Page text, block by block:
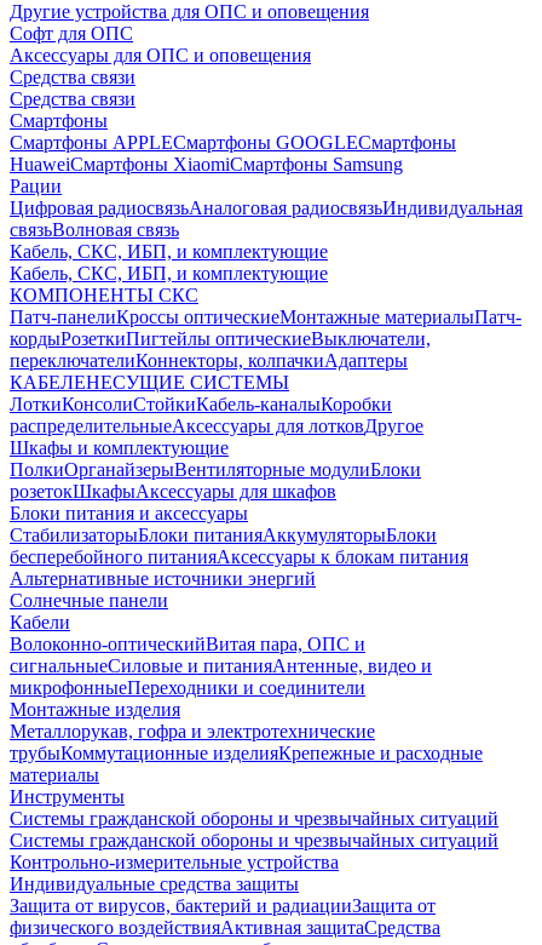
Другие устройства для ОПС и оповещения
Софт для ОПС
Аксессуары для ОПС и оповещения
Средства связи
Средства связи
Смартфоны
Смартфоны APPLEСмартфоны GOOGLEСмартфоны
HuaweiСмартфоны XiaomiСмартфоны Samsung
Рации
Цифровая радиосвязьАналоговая радиосвязьИндивидуальная
связьВолновая связь
Кабель, СКС, ИБП, и комплектующие
Кабель, СКС, ИБП, и комплектующие
КОМПОНЕНТЫ СКС
Патч-панелиКроссы оптическиеМонтажные материалыПатч-
кордыРозеткиПигтейлы оптическиеВыключатели,
переключателиКоннекторы, колпачкиАдаптеры
КАБЕЛЕНЕСУЩИЕ СИСТЕМЫ
ЛоткиКонсолиСтойкиКабель-каналыКоробки
распределительныеАксессуары для лотковДругое
Шкафы и комплектующие
ПолкиОрганайзерыВентиляторные модулиБлоки
розетокШкафыАксессуары для шкафов
Блоки питания и аксессуары
СтабилизаторыБлоки питанияАккумуляторыБлоки
бесперебойного питанияАксессуары к блокам питания
Альтернативные источники энергий
Солнечные панели
Кабели
Волоконно-оптическийВитая пара, ОПС и
сигнальныеСиловые и питанияАнтенные, видео и
микрофонныеПереходники и соединители
Монтажные изделия
Металлорукав, гофра и электротехнические
трубыКоммутационные изделияКрепежные и расходные
материалы
Инструменты
Системы гражданской обороны и чрезвычайных ситуаций
Системы гражданской обороны и чрезвычайных ситуаций
Контрольно-измерительные устройства
Индивидуальные средства защиты
Защита от вирусов, бактерий и радиацииЗащита от
физического воздействияАктивная защитаСредства